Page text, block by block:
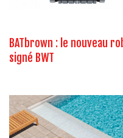
BATbrown : le nouveau
signé BWT